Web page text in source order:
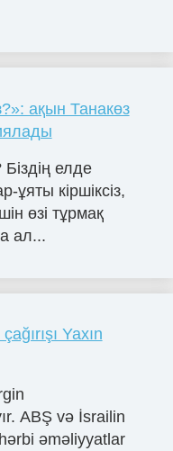
ақын Танакөз
елде
ұяты кіршіксіз,
өзі тұрмақ
ал...
Yaxın
ABŞ və İsrailin
əməliyyatlar